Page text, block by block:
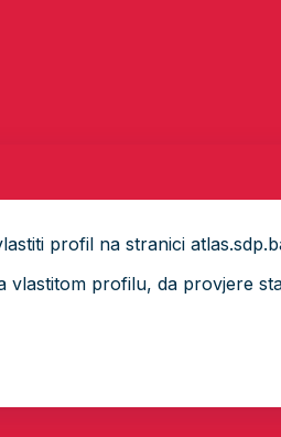
profil na stranici
profilu, da provjere